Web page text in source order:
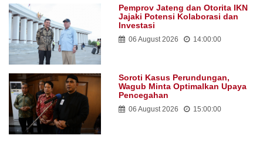
Pemprov Jateng dan Otorita IKN
Jajaki Potensi Kolaborasi dan
Investasi
06 August 2026 14:00:00
Soroti Kasus Perundungan,
Wagub Minta Optimalkan Upaya
Pencegahan
06 August 2026 15:00:00